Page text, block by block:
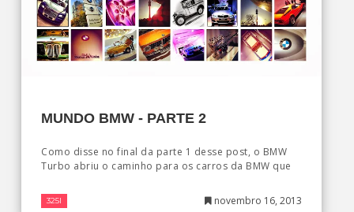
MUNDO BMW - PARTE 2
Como disse no final da parte 1 desse post, o BMW
Turbo abriu o caminho para os carros da BMW que
325I novembro 16, 2013